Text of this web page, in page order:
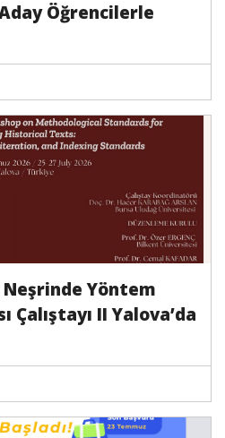
Öğrencilerle
Yöntem
Çalıştayı II Yalova’da